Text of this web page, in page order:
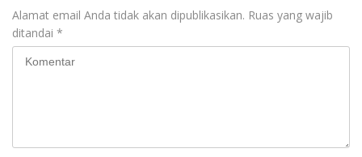
Alamat email Anda tidak akan dipublikasikan. Ruas yang wajib
ditandai *